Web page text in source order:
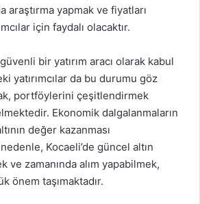
araştırma yapmak ve fiyatları
için faydalı olacaktır.
bir yatırım aracı olarak kabul
yatırımcılar da bu durumu göz
portföylerini çeşitlendirmek
Ekonomik dalgalanmaların
değer kazanması
Kocaeli’de güncel altın
ve zamanında alım yapabilmek,
önem taşımaktadır.